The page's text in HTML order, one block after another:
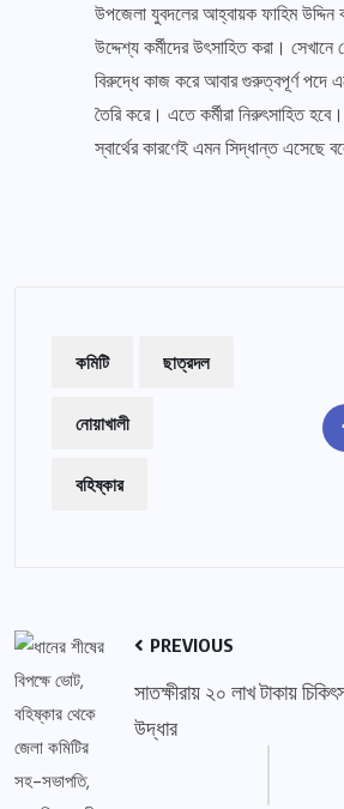
উপজেলা যুবদলের আহ্বায়ক ফাহিম উদ্দিন
উদ্দেশ্য কর্মীদের উৎসাহিত করা। সেখানে
বিরুদ্ধে কাজ করে আবার গুরুত্বপূর্ণ পদে
তৈরি করে। এতে কর্মীরা নিরুৎসাহিত
স্বার্থের কারণেই এমন সিদ্ধান্ত এসেছে
কমিটি ছাত্রদল
নোয়াখালী
বহিষ্কার
PREVIOUS
সাতক্ষীরায় ২০ লাখ টাকায়
উদ্ধার